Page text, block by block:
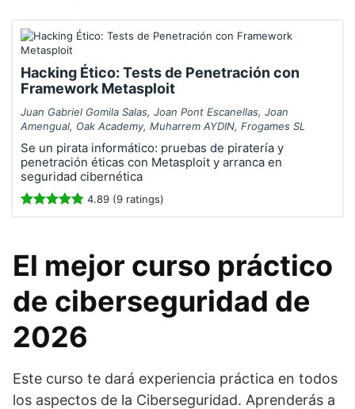
Hacking Ético: Tests de Penetración con
Framework Metasploit
Juan Gabriel Gomila Salas, Joan Pont Escanellas, Joan
Amengual, Oak Academy, Muharrem AYDIN, Frogames SL
Se un pirata informático: pruebas de piratería y
penetración éticas con Metasploit y arranca en
seguridad cibernética
4.89 (9 ratings)
El mejor curso práctico
de ciberseguridad de
2026
Este curso te dará experiencia práctica en todos
los aspectos de la Ciberseguridad. Aprenderás a